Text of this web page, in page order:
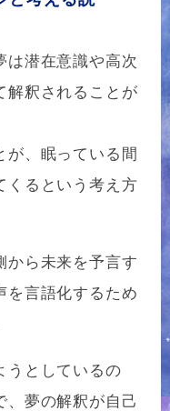
は潜在意識や高次
解釈されることが
が、眠っている間
くるという考え方
から未来を予言す
を言語化するため
うとしているの
、夢の解釈が自己